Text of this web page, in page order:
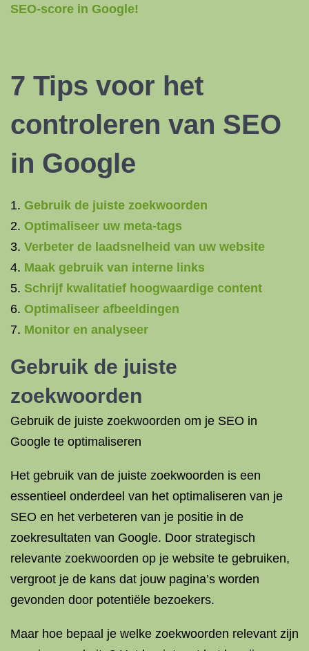
SEO-score in Google!
7 Tips voor het
controleren van SEO
in Google
Gebruik de juiste zoekwoorden
Optimaliseer uw meta-tags
Verbeter de laadsnelheid van uw website
Maak gebruik van interne links
Schrijf kwalitatief hoogwaardige content
Optimaliseer afbeeldingen
Monitor en analyseer
Gebruik de juiste
zoekwoorden
Gebruik de juiste zoekwoorden om je SEO in
Google te optimaliseren
Het gebruik van de juiste zoekwoorden is een
essentieel onderdeel van het optimaliseren van je
SEO en het verbeteren van je positie in de
zoekresultaten van Google. Door strategisch
relevante zoekwoorden op je website te gebruiken,
vergroot je de kans dat jouw pagina’s worden
gevonden door potentiële bezoekers.
Maar hoe bepaal je welke zoekwoorden relevant zijn